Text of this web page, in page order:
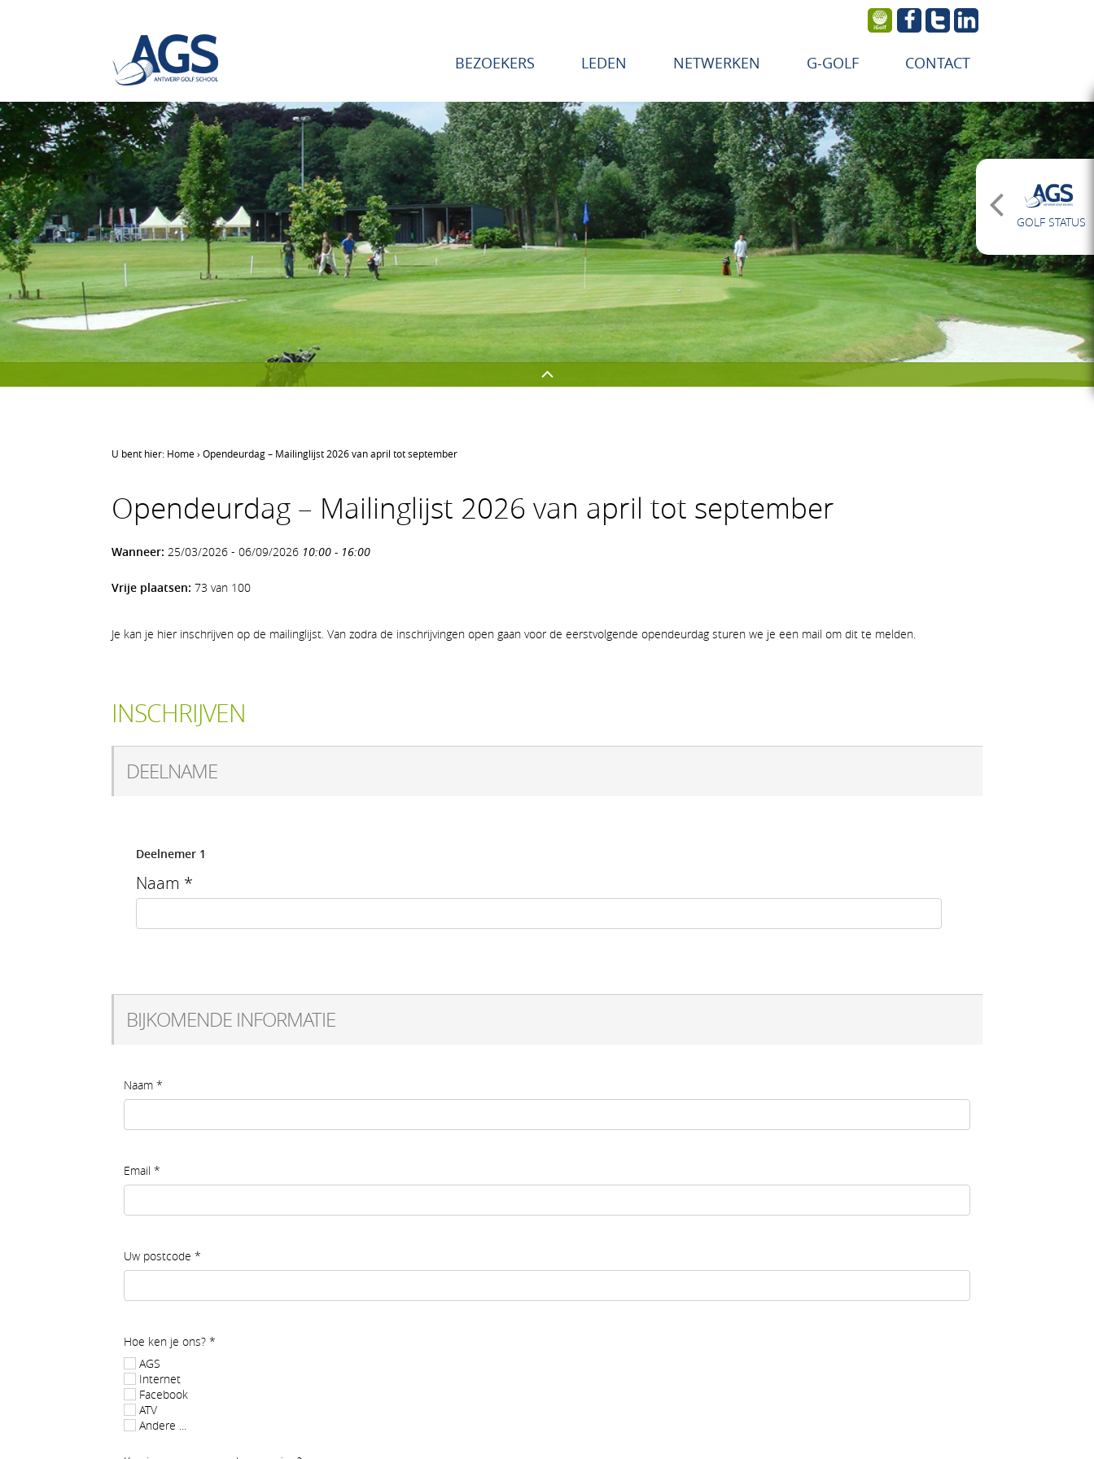
BEZOEKERS LEDEN NETWERKEN G-GOLF CONTACT
Leren golfen
Onze waarden
Golf spelen
Onze sponsors
GOLF STATUS
U bent hier: Home› Opendeurdag – Mailinglijst 2026 van april tot september
Opendeurdag – Mailinglijst 2026 van april tot september
Wanneer: 25/03/2026 - 06/09/2026 10:00 - 16:00
Vrije plaatsen: 73 van 100
Je kan je hier inschrijven op de mailinglijst. Van zodra de inschrijvingen open gaan voor de eerstvolgende opendeurdag sturen we je een mail om dit te melden.
INSCHRIJVEN
DEELNAME
Deelnemer 1
Naam *
BIJKOMENDE INFORMATIE
Naam *
Email *
Uw postcode *
Hoe ken je ons? *
AGS
Internet
Facebook
ATV
Andere ...